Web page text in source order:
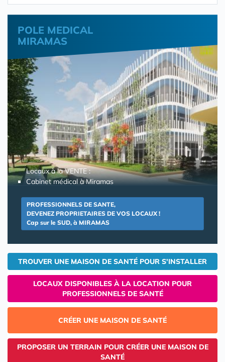
POLE MEDICAL
MIRAMAS
Locaux à la VENTE :
Cabinet médical à Miramas
PROFESSIONNELS DE SANTE,
DEVENEZ PROPRIETAIRES DE VOS LOCAUX !
Cap sur le SUD, à MIRAMAS
TROUVER UNE MAISON DE SANTÉ POUR S'INSTALLER
LOCAUX DISPONIBLES À LA LOCATION POUR
PROFESSIONNELS DE SANTÉ
CRÉER UNE MAISON DE SANTÉ
PROPOSER UN TERRAIN POUR CRÉER UNE MAISON DE
SANTÉ